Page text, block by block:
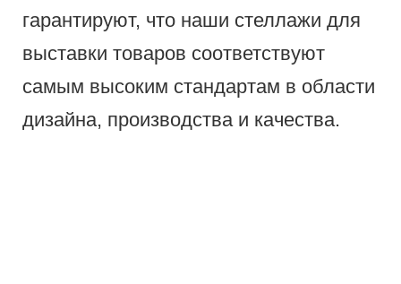
гарантируют, что наши стеллажи для
выставки товаров соответствуют
самым высоким стандартам в области
дизайна, производства и качества.